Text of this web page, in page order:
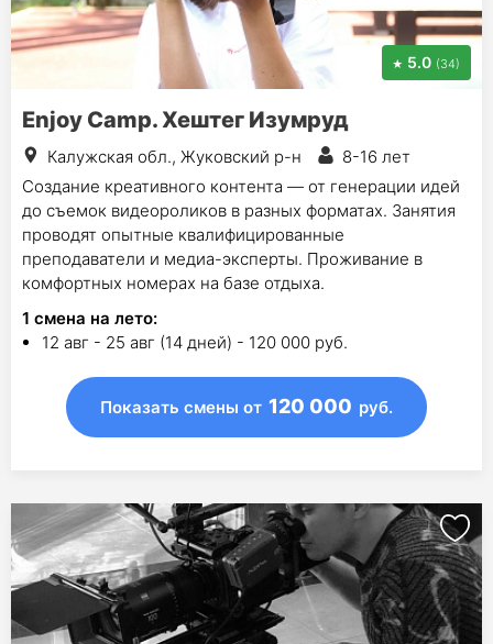
5.0 (34)
Enjoy Camp. Хештег Изумруд
Калужская обл., Жуковский р-н
8-16 лет
Создание креативного контента — от генерации идей
до съемок видеороликов в разных форматах. Занятия
проводят опытные квалифицированные
преподаватели и медиа-эксперты. Проживание в
комфортных номерах на базе отдыха.
1 смена на лето:
12 авг - 25 авг (14 дней) - 120 000 руб.
Показать смены от 120 000 руб.